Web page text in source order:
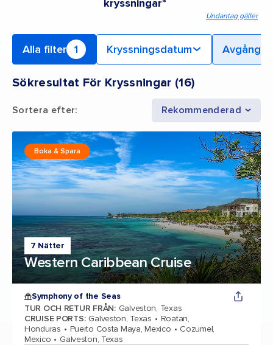
kryssningar*
Undantag gäller
Alla filter 1 Kryssningsdatum
Sökresultat För Kryssningar (16)
Sortera efter: Rekommenderad
7 Nätter
Western Caribbean Cruise
Boka & Spara
Symphony of the Seas
TUR OCH RETUR FRÅN: Galveston, Texas
CRUISE PORTS: Galveston, Texas
Roatan,
Honduras
Puerto Costa Maya, Mexico
Cozumel,
Mexico
Galveston, Texas